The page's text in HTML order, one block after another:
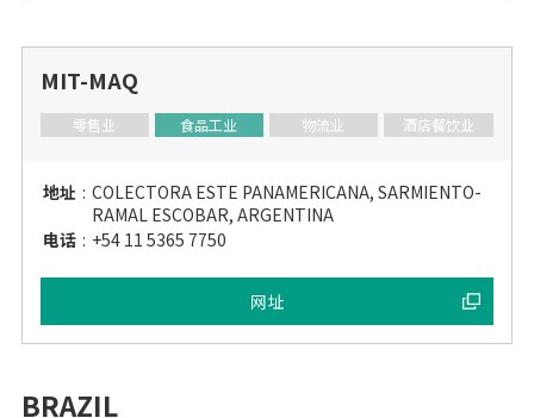
MIT-MAQ
零售业 食品工业 物流业 酒店餐饮业
地址 : COLECTORA ESTE PANAMERICANA, SARMIENTO-
RAMAL ESCOBAR, ARGENTINA
电话 : +54 11 5365 7750
网址
BRAZIL